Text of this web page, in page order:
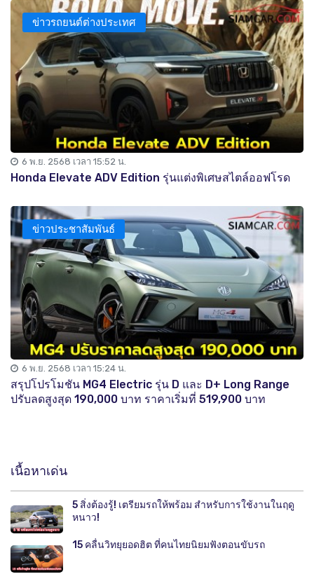
ข่าวรถยนต์ต่างประเทศ
6 พ.ย. 2568 เวลา 15:52 น.
Honda Elevate ADV Edition รุ่นแต่งพิเศษสไตล์ออฟโรด
ข่าวประชาสัมพันธ์
6 พ.ย. 2568 เวลา 15:24 น.
สรุปโปรโมชัน MG4 Electric รุ่น D และ D+ Long Range
ปรับลดสูงสุด 190,000 บาท ราคาเริ่มที่ 519,900 บาท
เนื้อหาเด่น
5 สิ่งต้องรู้! เตรียมรถให้พร้อม สำหรับการใช้งานในฤดู
หนาว!
15 คลื่นวิทยุยอดฮิต ที่คนไทยนิยมฟังตอนขับรถ